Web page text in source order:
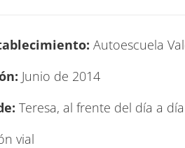
Autoescuela
Junio de 2014
Teresa, al frente del día a
vial